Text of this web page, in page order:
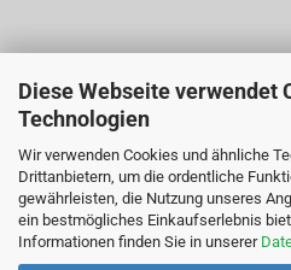
Diese Webseite verwendet
Technologien
Wir verwenden Cookies und ähnliche
Drittanbietern, um die ordentliche
gewährleisten, die Nutzung unseres
ein bestmögliches Einkaufserlebnis
Informationen finden Sie in unserer